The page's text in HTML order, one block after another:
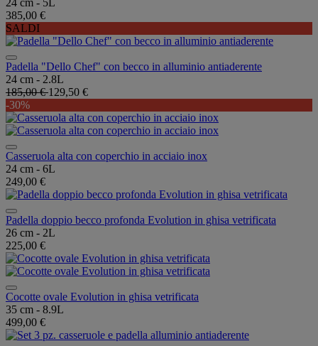
24 cm - 5L
385,00 €
SALDI
Padella "Dello Chef" con becco in alluminio antiaderente
24 cm - 2.8L
185,00 €129,50 €
-30%
Casseruola alta con coperchio in acciaio inox
24 cm - 6L
249,00 €
Padella doppio becco profonda Evolution in ghisa vetrificata
26 cm - 2L
225,00 €
Cocotte ovale Evolution in ghisa vetrificata
35 cm - 8.9L
499,00 €